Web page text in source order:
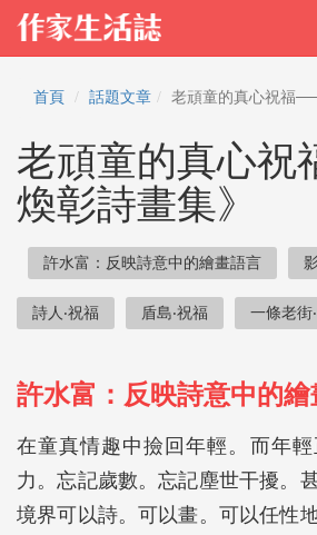
首頁 話題文章 老頑童的真心祝福──
老頑童的真心祝
煥彰詩畫集》
許水富：反映詩意中的繪畫語言
詩人‧祝福 盾島‧祝福 一條老街
許水富：反映詩意中的繪
在童真情趣中撿回年輕。而年
力。忘記歲數。忘記塵世干擾。
境界可以詩。可以畫。可以任性